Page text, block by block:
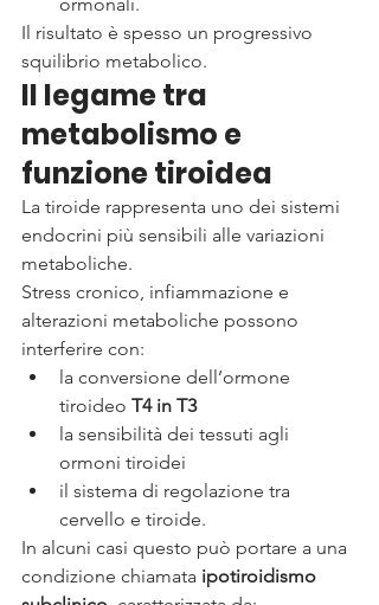
Il risultato è spesso un progressivo
squilibrio metabolico.
Il legame tra
metabolismo e
funzione tiroidea
La tiroide rappresenta uno dei sistemi
endocrini più sensibili alle variazioni
metaboliche.
Stress cronico, infiammazione e
alterazioni metaboliche possono
interferire con:
la conversione dell’ormone
tiroideo T4 in T3
la sensibilità dei tessuti agli
ormoni tiroidei
il sistema di regolazione tra
cervello e tiroide.
In alcuni casi questo può portare a una
condizione chiamata ipotiroidismo